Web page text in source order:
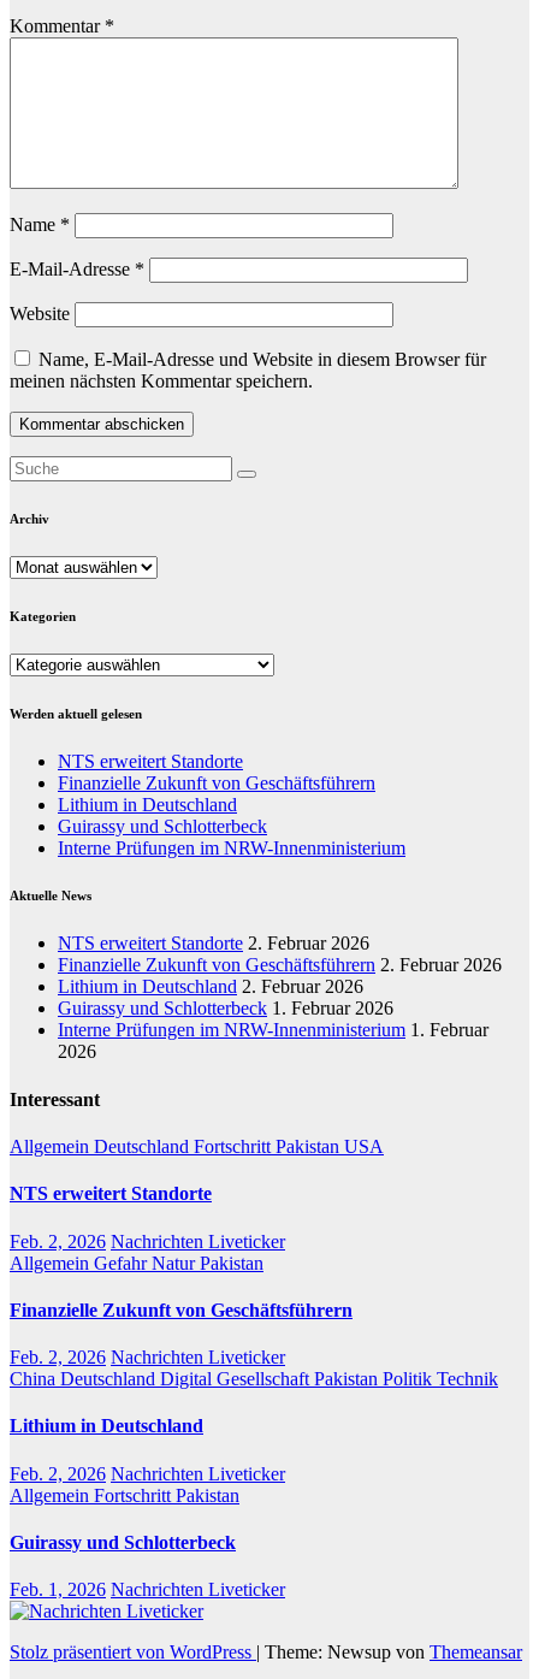
Kommentar *
Name *
E-Mail-Adresse *
Website
Name, E-Mail-Adresse und Website in diesem Browser für
meinen nächsten Kommentar speichern.
Archiv
Archiv
Kategorien
Kategorien
Werden aktuell gelesen
NTS erweitert Standorte
Finanzielle Zukunft von Geschäftsführern
Lithium in Deutschland
Guirassy und Schlotterbeck
Interne Prüfungen im NRW-Innenministerium
Aktuelle News
NTS erweitert Standorte 2. Februar 2026
Finanzielle Zukunft von Geschäftsführern 2. Februar 2026
Lithium in Deutschland 2. Februar 2026
Guirassy und Schlotterbeck 1. Februar 2026
Interne Prüfungen im NRW-Innenministerium 1. Februar
2026
Interessant
Allgemein Deutschland Fortschritt Pakistan USA
NTS erweitert Standorte
Feb. 2, 2026 Nachrichten Liveticker
Allgemein GefahrNaturPakistan
Finanzielle Zukunft von Geschäftsführern
Feb. 2, 2026 Nachrichten Liveticker
China Deutschland Digital Gesellschaft Pakistan Politik Technik
Lithium in Deutschland
Feb. 2, 2026 Nachrichten Liveticker
Allgemein Fortschritt Pakistan
Guirassy und Schlotterbeck
Feb. 1, 2026 Nachrichten Liveticker
Stolz präsentiert von WordPress | Theme: Newsup von Themeansar